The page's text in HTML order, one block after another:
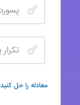
:معادله را حل کنید